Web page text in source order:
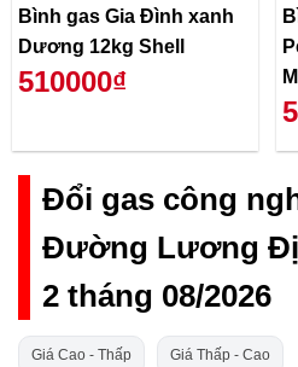
Bình gas Gia Đình xanh
Dương 12kg Shell
510000₫
Đổi gas công
Đường Lương
2 tháng 08/2026
Giá Cao - Thấp Giá Thấp - Cao